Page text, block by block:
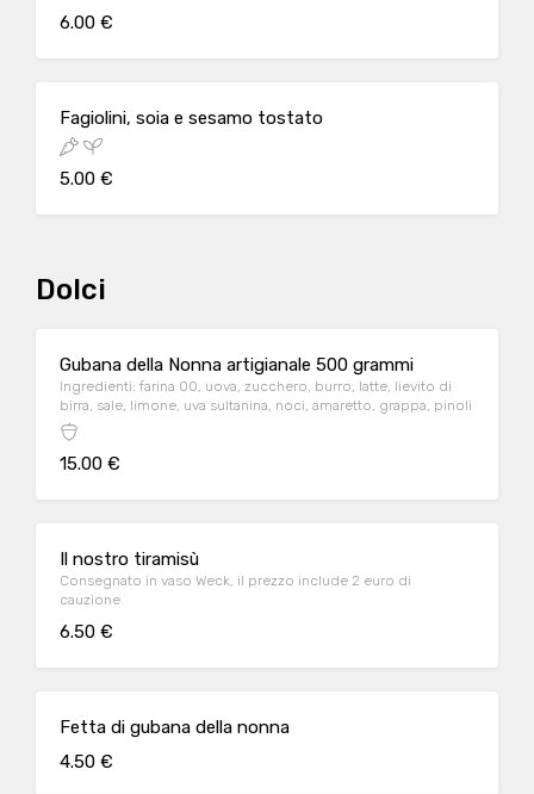
6.00 €
Fagiolini, soia e sesamo tostato
5.00 €
Dolci
Gubana della Nonna artigianale 500 grammi
Ingredienti: farina 00, uova, zucchero, burro, latte, lievito di
birra, sale, limone, uva sultanina, noci, amaretto, grappa, pinoli
15.00 €
Il nostro tiramisù
Consegnato in vaso Weck, il prezzo include 2 euro di
cauzione
6.50 €
Fetta di gubana della nonna
4.50 €